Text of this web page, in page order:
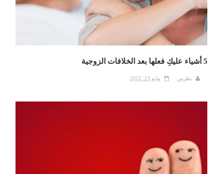
5 أشياء عليكِ فعلها بعد الخلافات الزوجية
بطرس مايو 23, 2022